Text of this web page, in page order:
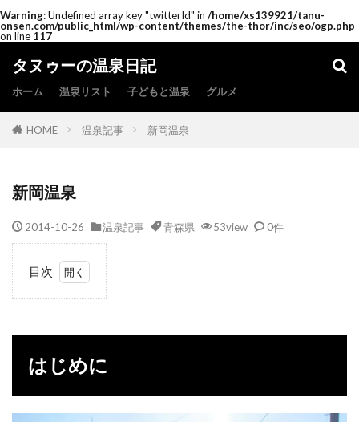
Warning: Undefined array key "twitterId" in /home/xs139921/tanu-
onsen.com/public_html/wp-content/themes/the-thor/inc/seo/ogp.php
on line 117
タヌゥーの温泉日記
ホーム 温泉リスト 子どもと温泉 グルメ
HOME 温泉記事 新岡温泉
新岡温泉
2014-10-26 温泉記事 青森県 53view 0件
目次
に
温
泉
はじめに